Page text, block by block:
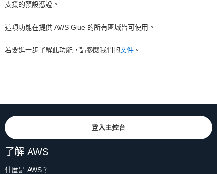
支援的預設憑證。
這項功能在提供 AWS Glue 的所有區域皆可使用。
若要進一步了解此功能，請參閱我們的文件 。
登入主控台
了解 AWS
什麼是 AWS？